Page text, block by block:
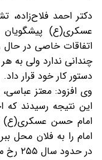
دکتراحمد فلاح‌زاده،
عسکری(ع)
اتفاقات خاصی در حال
چندانی ندارد ولی به
دستور کار خود قرار داد.
وی افزود: معتز
این نتیجه رسیدند که
امام حسن عسکری(ع)
امام را به فلان محل
در